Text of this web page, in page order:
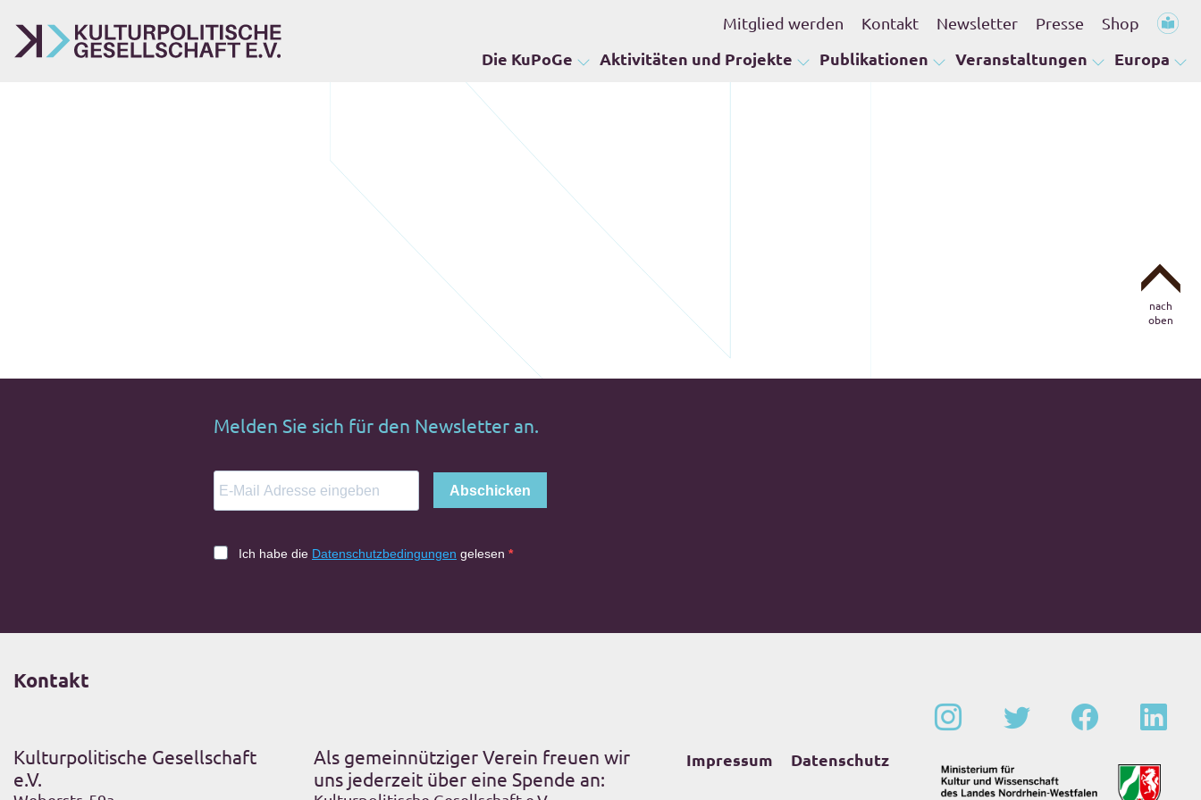
Mitglied werden Kontakt Newsletter Presse Shop
Die KuPoGe Aktivitäten und Projekte Publikationen Veranstaltungen Europa
nach
oben
Melden Sie sich für den Newsletter an.
Abschicken
Ich habe die Datenschutzbedingungen gelesen
Kontakt
Kulturpolitische Gesellschaft
e.V.
Als gemeinnütziger Verein freuen wir
uns jederzeit über eine Spende an:
Impressum Datenschutz